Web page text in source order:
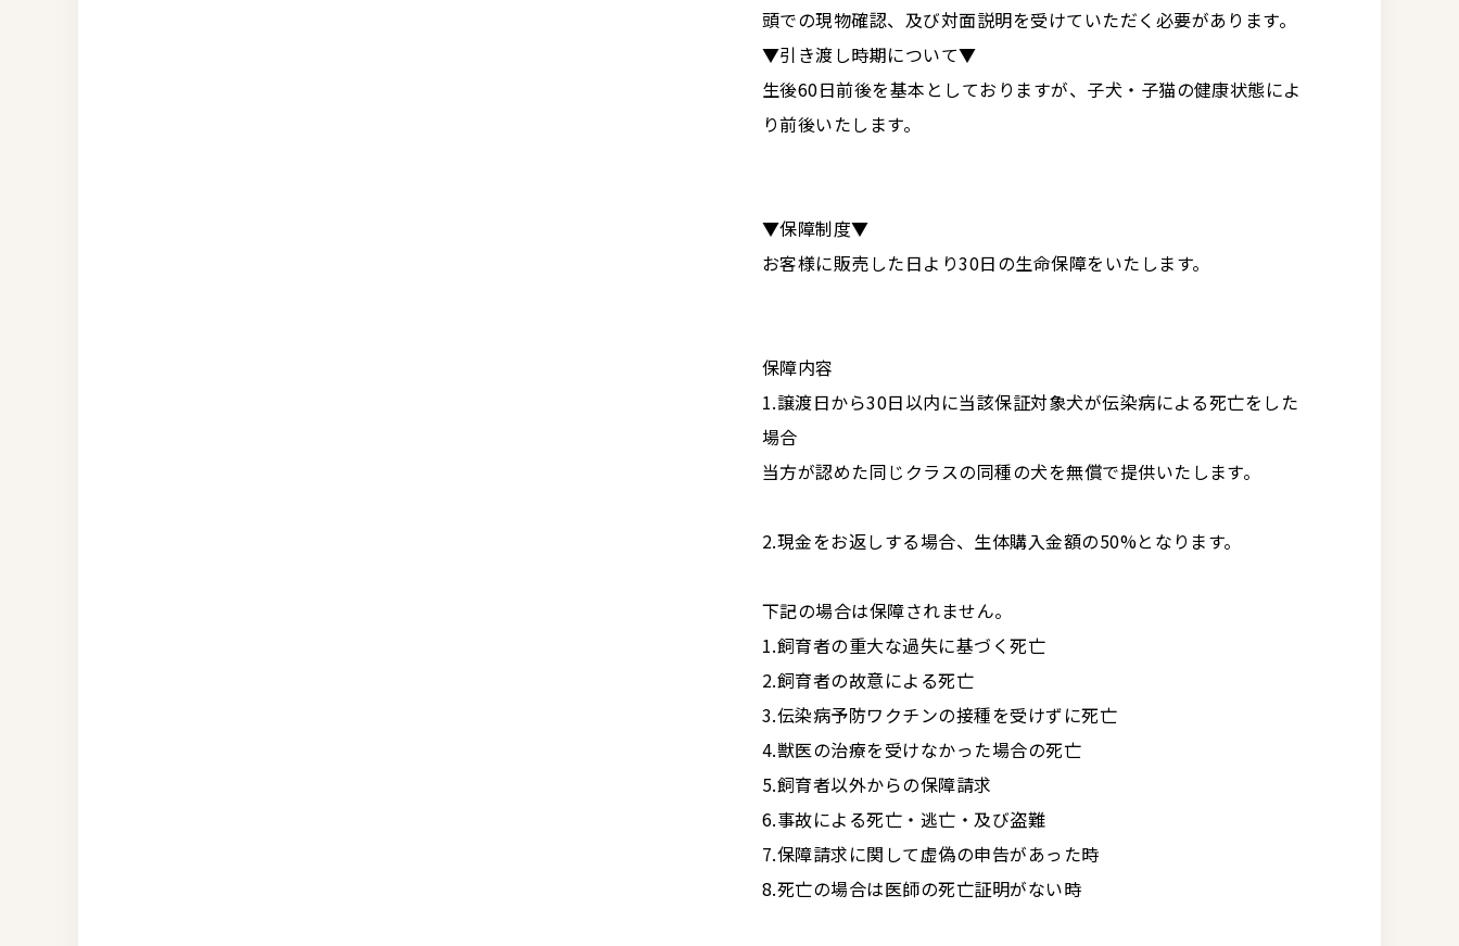
頭での現物確認、及び対面説明を受けていただく必要があります。
▼引き渡し時期について▼
生後60日前後を基本としておりますが、子犬・子猫の健康状態によ
り前後いたします。
▼保障制度▼
お客様に販売した日より30日の生命保障をいたします。
保障内容
1.譲渡日から30日以内に当該保証対象犬が伝染病による死亡をした
場合
当方が認めた同じクラスの同種の犬を無償で提供いたします。
2.現金をお返しする場合、生体購入金額の50%となります。
下記の場合は保障されません。
1.飼育者の重大な過失に基づく死亡
2.飼育者の故意による死亡
3.伝染病予防ワクチンの接種を受けずに死亡
4.獣医の治療を受けなかった場合の死亡
5.飼育者以外からの保障請求
6.事故による死亡・逃亡・及び盗難
7.保障請求に関して虚偽の申告があった時
8.死亡の場合は医師の死亡証明がない時